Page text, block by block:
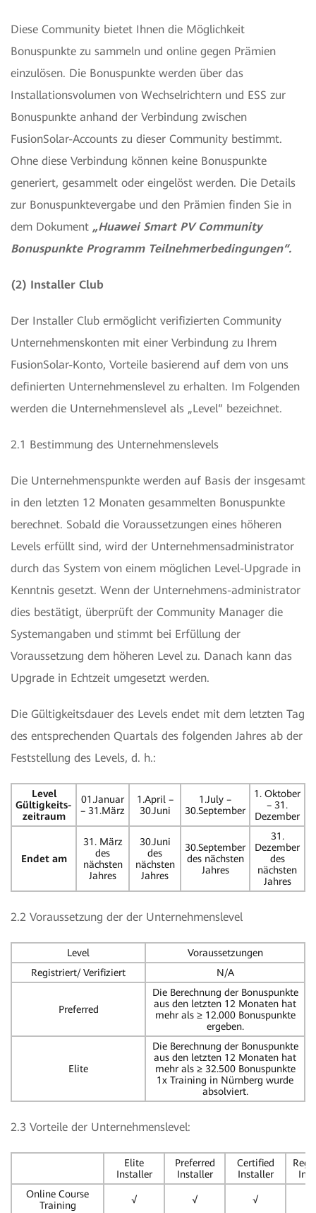
Diese Community bietet Ihnen die Möglichkeit
Bonuspunkte zu sammeln und online gegen Prämien
einzulösen. Die Bonuspunkte werden über das
Installationsvolumen von Wechselrichtern und ESS zur
Bonuspunkte anhand der Verbindung zwischen
FusionSolar-Accounts zu dieser Community bestimmt.
Ohne diese Verbindung können keine Bonuspunkte
generiert, gesammelt oder eingelöst werden. Die Details
zur Bonuspunktevergabe und den Prämien finden Sie in
dem Dokument „Huawei Smart PV Community
Bonuspunkte Programm Teilnehmerbedingungen“.
(2) Installer Club
Der Installer Club ermöglicht verifizierten Community
Unternehmenskonten mit einer Verbindung zu Ihrem
FusionSolar-Konto, Vorteile basierend auf dem von uns
definierten Unternehmenslevel zu erhalten. Im Folgenden
werden die Unternehmenslevel als „Level“ bezeichnet.
2.1 Bestimmung des Unternehmenslevels
Die Unternehmenspunkte werden auf Basis der insgesamt
in den letzten 12 Monaten gesammelten Bonuspunkte
berechnet. Sobald die Voraussetzungen eines höheren
Levels erfüllt sind, wird der Unternehmensadministrator
durch das System von einem möglichen Level-Upgrade in
Kenntnis gesetzt. Wenn der Unternehmens-administrator
dies bestätigt, überprüft der Community Manager die
Systemangaben und stimmt bei Erfüllung der
Voraussetzung dem höheren Level zu. Danach kann das
Upgrade in Echtzeit umgesetzt werden.
Die Gültigkeitsdauer des Levels endet mit dem letzten Tag
des entsprechenden Quartals des folgenden Jahres ab der
Feststellung des Levels, d. h.:
Level
Gültigkeits-
zeitraum
01.Januar
– 31.März
1.April –
30.Juni
1.July –
30.September
1. Oktober
– 31.
Dezember
Endet am
31. März
des
nächsten
Jahres
30.Juni
des
nächsten
Jahres
30.September
des nächsten
Jahres
31.
Dezember
des
nächsten
Jahres
2.2 Voraussetzung der der Unternehmenslevel
Level
Voraussetzungen
Registriert/ Verifiziert
N/A
Preferred
Die Berechnung der Bonuspunkte
aus den letzten 12 Monaten hat
mehr als ≥ 12.000 Bonuspunkte
ergeben.
Elite
Die Berechnung der Bonuspunkte
aus den letzten 12 Monaten hat
mehr als ≥ 32.500 Bonuspunkte
1x Training in Nürnberg wurde
absolviert.
2.3 Vorteile der Unternehmenslevel:
Elite
Installer
Preferred
Installer
Certified
Installer
Online Course
Training
√ √ √